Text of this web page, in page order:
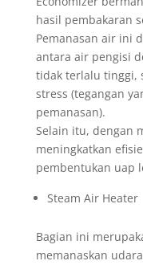
hasil pembakaran
Pemanasan air ini
antara air pengisi
tidak terlalu tinggi,
stress (tegangan
pemanasan).
Selain itu, dengan
meningkatkan
pembentukan uap
Steam Air Heater
Bagian ini
memanaskan